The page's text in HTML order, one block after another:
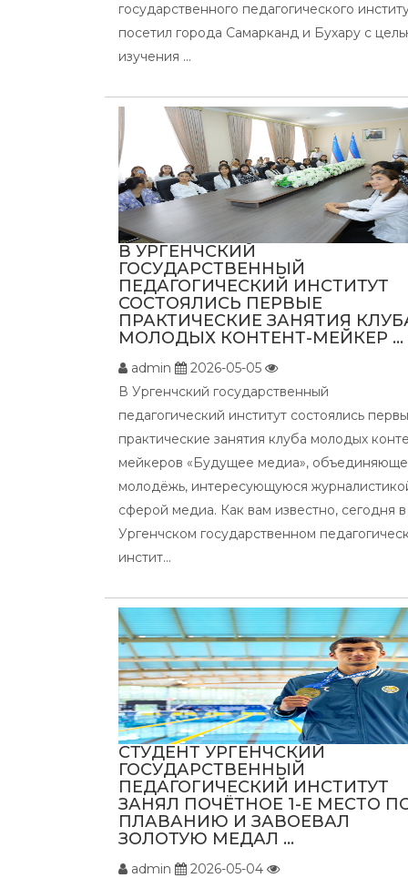
государственного педагогического
посетил города Самарканд и Бухару с
изучения ...
В УРГЕНЧСКИЙ
ГОСУДАРСТВЕННЫЙ
ПЕДАГОГИЧЕСКИЙ ИНСТИТУТ
СОСТОЯЛИСЬ ПЕРВЫЕ
ПРАКТИЧЕСКИЕ ЗАНЯТИЯ
МОЛОДЫХ КОНТЕНТ-МЕЙКЕР ...
admin
2026-05-05
В Ургенчский государственный
педагогический институт состоялись
практические занятия клуба молодых
мейкеров «Будущее медиа»,
молодёжь, интересующуюся
сферой медиа. Как вам известно, сегодня в
Ургенчском государственном
инстит...
СТУДЕНТ УРГЕНЧСКИЙ
ГОСУДАРСТВЕННЫЙ
ПЕДАГОГИЧЕСКИЙ ИНСТИТУТ
ЗАНЯЛ ПОЧЁТНОЕ 1-Е МЕСТО
ПЛАВАНИЮ И ЗАВОЕВАЛ
ЗОЛОТУЮ МЕДАЛ ...
admin
2026-05-04